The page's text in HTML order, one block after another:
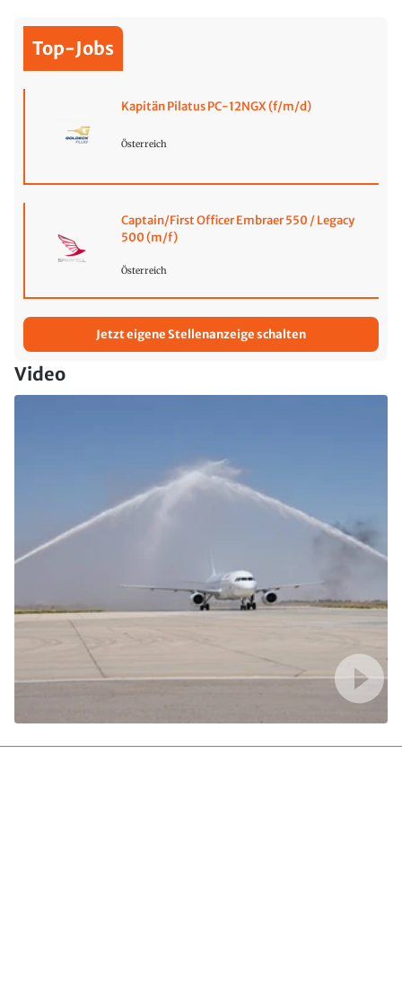
Top-Jobs
Kapitän Pilatus PC-12NGX (f/m/d)
Österreich
Captain/First Officer Embraer 550 / Legacy
500 (m/f)
Österreich
Jetzt eigene Stellenanzeige schalten
Video